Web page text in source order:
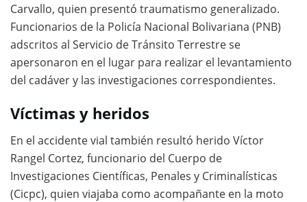
Carvallo, quien presentó traumatismo generalizado.
Funcionarios de la Policía Nacional Bolivariana (PNB)
adscritos al Servicio de Tránsito Terrestre se
apersonaron en el lugar para realizar el levantamiento
del cadáver y las investigaciones correspondientes.
Víctimas y heridos
En el accidente vial también resultó herido Víctor
Rangel Cortez, funcionario del Cuerpo de
Investigaciones Científicas, Penales y Criminalísticas
(Cicpc), quien viajaba como acompañante en la moto